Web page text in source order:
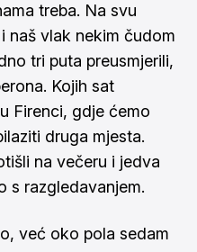
treba. Na svu
naš vlak nekim čudom
tri puta preusmjerili,
Kojih sat
Firenci, gdje ćemo
druga mjesta.
na večeru i jedva
s razgledavanjem.
već oko pola sedam